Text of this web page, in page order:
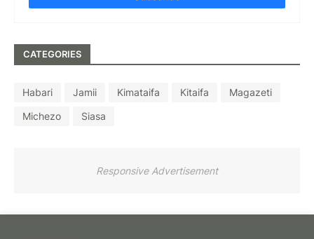
CATEGORIES
Habari Jamii Kimataifa Kitaifa
Magazeti
Michezo
Siasa
Responsive Advertisement